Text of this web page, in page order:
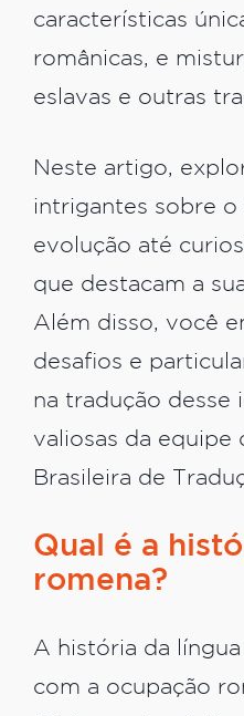
características
românicas, e
eslavas e outras
Neste artigo,
intrigantes sobre o
evolução até
que destacam a
Além disso, você
desafios e
na tradução desse
valiosas da equipe
Brasileira de
Qual é a
romena?
A história da
com a ocupação